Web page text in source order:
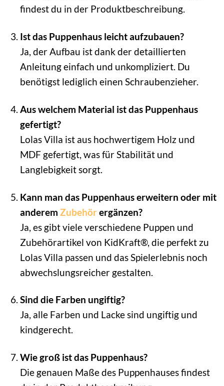
findest du in der Produktbeschreibung.
Ist das Puppenhaus leicht aufzubauen?
Ja, der Aufbau ist dank der detaillierten
Anleitung einfach und unkompliziert. Du
benötigst lediglich einen Schraubenzieher.
Aus welchem Material ist das Puppenhaus
gefertigt?
Lolas Villa ist aus hochwertigem Holz und
MDF gefertigt, was für Stabilität und
Langlebigkeit sorgt.
Kann man das Puppenhaus erweitern oder mit
anderem Zubehörergänzen?
Ja, es gibt viele verschiedene Puppen und
Zubehörartikel von KidKraft®, die perfekt zu
Lolas Villa passen und das Spielerlebnis noch
abwechslungsreicher gestalten.
Sind die Farben ungiftig?
Ja, alle Farben und Lacke sind ungiftig und
kindgerecht.
Wie groß ist das Puppenhaus?
Die genauen Maße des Puppenhauses findest